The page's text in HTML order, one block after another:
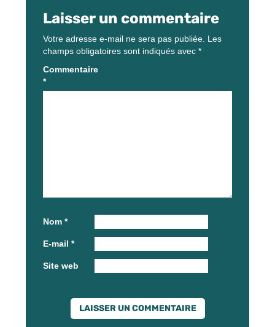
Laisser un commentaire
Votre adresse e-mail ne sera pas publiée. Les
champs obligatoires sont indiqués avec *
Commentaire
*
Nom *
E-mail *
Site web